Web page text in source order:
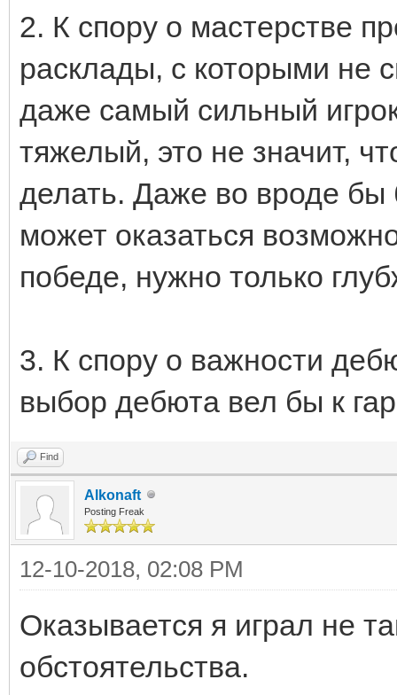
2. К спору о мастерстве
расклады, с которыми не
даже самый сильный
тяжелый, это не значит,
делать. Даже во вроде бы
может оказаться
победе, нужно только
3. К спору о важности
выбор дебюта вел бы к
Find
Alkonaft
Posting Freak
12-10-2018, 02:08 PM
Оказывается я играл не
обстоятельства.